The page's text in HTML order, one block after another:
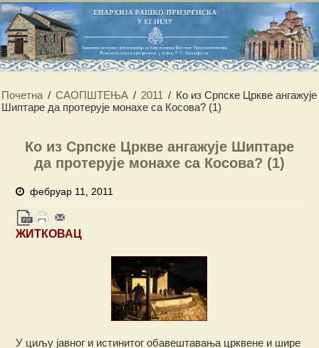
Почетна / САОПШТЕЊА / 2011 / Ко из Српске Цркве ангажује
Шиптаре да протерује монахе са Косова? (1)
Ко из Српске Цркве ангажује Шиптаре
да протерује монахе са Косова? (1)
фебруар 11, 2011
ЖИТКОВАЦ
У циљу јавног и истинитог обавештавања црквене и шире